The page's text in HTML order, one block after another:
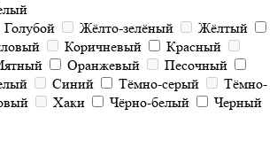
Голубой Жёлто-зелёный
Жёлтый
Коричневый
Красный
Оранжевый
Песочный
Синий Тёмно-серый
Тёмно-
Хаки Чёрно-белый
Черный